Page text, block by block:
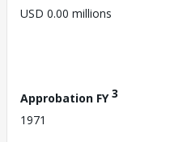
USD 0.00 millions
Approbation FY3
1971